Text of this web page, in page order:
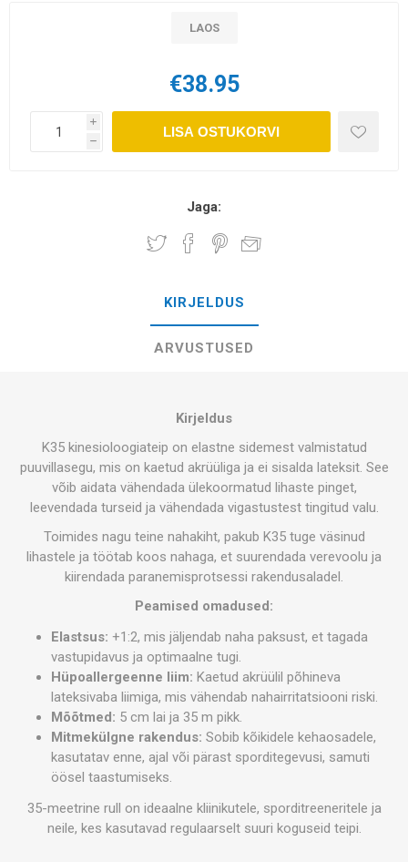
LAOS
€38.95
i
h
LISA OSTUKORVI
Jaga:
KIRJELDUS
ARVUSTUSED
Kirjeldus
K35 kinesioloogiateip on elastne sidemest valmistatud
puuvillasegu, mis on kaetud akrüüliga ja ei sisalda lateksit. See
võib aidata vähendada ülekoormatud lihaste pinget,
leevendada turseid ja vähendada vigastustest tingitud valu.
Toimides nagu teine nahakiht, pakub K35 tuge väsinud
lihastele ja töötab koos nahaga, et suurendada verevoolu ja
kiirendada paranemisprotsessi rakendusaladel.
Peamised omadused:
Elastsus: +1:2, mis jäljendab naha paksust, et tagada
vastupidavus ja optimaalne tugi.
Hüpoallergeenne liim: Kaetud akrüülil põhineva
lateksivaba liimiga, mis vähendab nahairritatsiooni riski.
Mõõtmed: 5 cm lai ja 35 m pikk.
Mitmekülgne rakendus: Sobib kõikidele kehaosadele,
kasutatav enne, ajal või pärast sporditegevusi, samuti
öösel taastumiseks.
35-meetrine rull on ideaalne kliinikutele, sporditreeneritele ja
neile, kes kasutavad regulaarselt suuri koguseid teipi.